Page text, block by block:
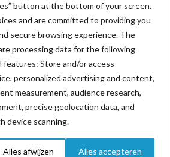
button at the bottom of your screen.
and are committed to providing you
secure browsing experience. The
processing data for the following
features: Store and/or access
personalized advertising and content,
measurement, audience research,
precise geolocation data, and
device scanning.
Alles afwijzen Alles accepteren
decennia neemt de
goed bestand tegen deze
grote wortelstelsel overleeft